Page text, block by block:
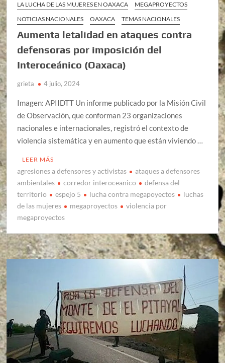
LA LUCHA DE LAS MUJERES EN OAXACA
MEGAPROYECTOS
NOTICIAS NACIONALES
OAXACA TEMAS NACIONALES
Aumenta letalidad en ataques contra
defensoras por imposición del
Interoceánico (Oaxaca)
grieta 4 julio, 2024
Imagen: APIIDTT Un informe publicado por la Misión Civil
de Observación, que conforman 23 organizaciones
nacionales e internacionales, registró el contexto de
violencia sistemática y en aumento que están viviendo …
LEER MÁS
agresiones a defensores y activistas
ataques a defensores
ambientales
corredor interoceanico
defensa del
territorio
espejo 5 lucha contra megapoyectos
luchas
de las mujeres
megaproyectos
violencia por
megaproyectos